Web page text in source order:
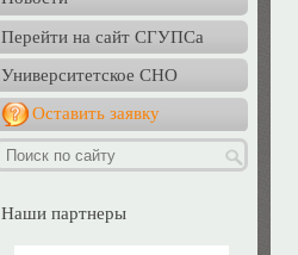
Перейти на сайт СГУПСа
Университетское СНО
Оставить заявку
Наши партнеры